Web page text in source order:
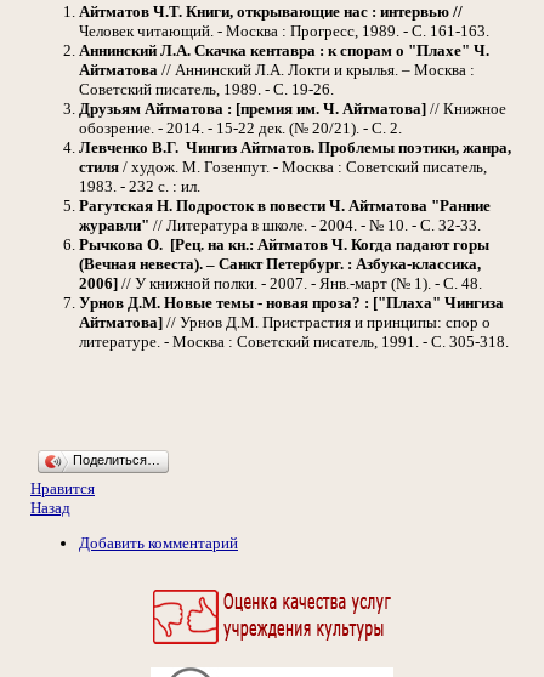
Айтматов Ч.Т. Книги, открывающие нас : интервью //
Человек читающий. - Москва : Прогресс, 1989. - С. 161-163.
Аннинский Л.А. Скачка кентавра : к спорам о "Плахе" Ч.
Айтматова // Аннинский Л.А. Локти и крылья. – Москва :
Советский писатель, 1989. - С. 19-26.
Друзьям Айтматова : [премия им. Ч. Айтматова] // Книжное
обозрение. - 2014. - 15-22 дек. (№ 20/21). - С. 2.
Левченко В.Г. Чингиз Айтматов. Проблемы поэтики, жанра,
стиля / худож. М. Гозенпут. - Москва : Советский писатель,
1983. - 232 с. : ил.
Рагутская Н. Подросток в повести Ч. Айтматова "Ранние
журавли" // Литература в школе. - 2004. - № 10. - С. 32-33.
Рычкова О. [Рец. на кн.: Айтматов Ч. Когда падают горы
(Вечная невеста). – Санкт Петербург. : Азбука-классика,
2006] // У книжной полки. - 2007. - Янв.-март (№ 1). - С. 48.
Урнов Д.М. Новые темы - новая проза? : ["Плаха" Чингиза
Айтматова] // Урнов Д.М. Пристрастия и принципы: спор о
литературе. - Москва : Советский писатель, 1991. - С. 305-318.
Поделиться…
Нравится
Назад
Добавить комментарий